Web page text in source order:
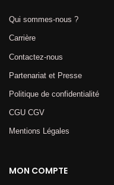
Qui sommes-nous ?
Carrière
Contactez-nous
Partenariat et Presse
Politique de confidentialité
CGU CGV
Mentions Légales​
MON COMPTE